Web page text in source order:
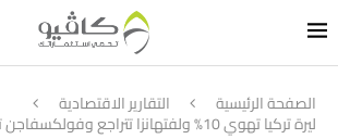
الصفحة الرئيسية التقارير الاقتصادية
ليرة تركيا تهوي 10% ولفتهانزا تتراجع وفولكسفاجن تستمر بالقفزات